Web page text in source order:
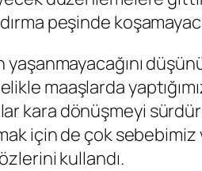
peşinde
maaşlarda
kara dönüşmeyi
için de çok sebebimiz
kullandı.